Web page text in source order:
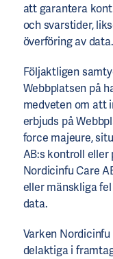
att garantera
och svarstider,
överföring av data.
Följaktligen
Webbplatsen på
medveten om att
erbjuds på
force majeure,
AB:s kontroll eller
Nordicinfu Care
eller mänskliga
data.
Varken
delaktiga i